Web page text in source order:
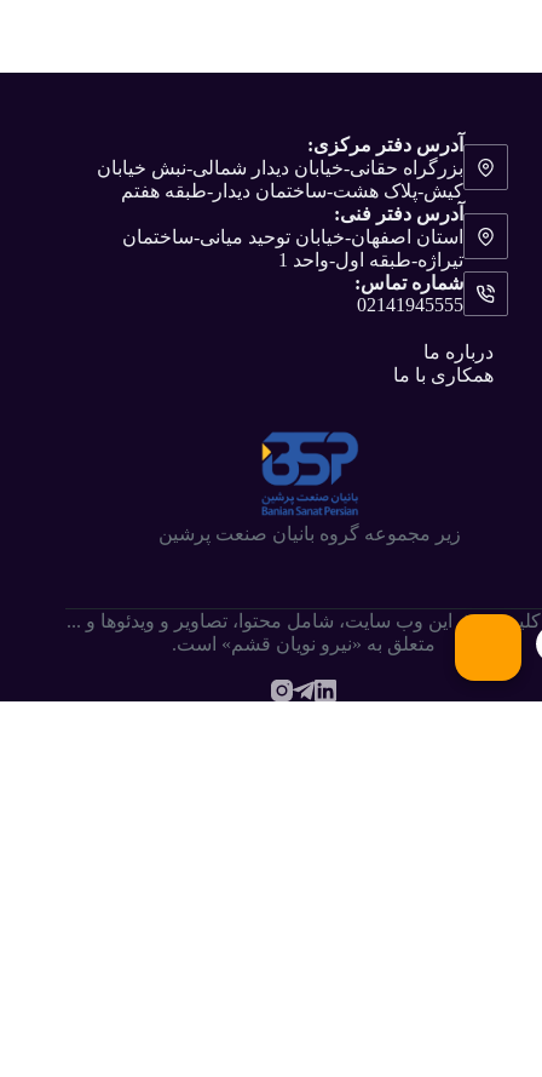
آدرس دفتر مرکزی:
بزرگراه حقانی-خیابان دیدار شمالی-نبش خیابان
کیش-پلاک هشت-ساختمان دیدار-طبقه هفتم
آدرس دفتر فنی:
استان اصفهان-خیابان توحید میانی-ساختمان
تیراژه-طبقه اول-واحد 1
شماره تماس:
02141945555
درباره ما
همکاری با ما
زیر مجموعه گروه بانیان صنعت پرشین
کلیه حقوق این وب سایت،‌ شامل محتوا، تصاویر و ویدئوها و ...
متعلق به «نیرو نویان قشم» است.